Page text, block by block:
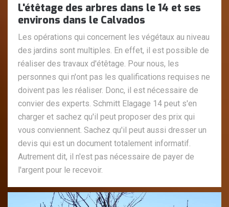
L'étêtage des arbres dans le 14 et ses
environs dans le Calvados
Les opérations qui concernent les végétaux au niveau
des jardins sont multiples. En effet, il est possible de
réaliser des travaux d'étêtage. Pour nous, les
personnes qui n'ont pas les qualifications requises ne
doivent pas les réaliser. Donc, il est nécessaire de
convier des experts. Schmitt Elagage 14 peut s'en
charger et sachez qu'il peut proposer des prix qui
vous conviennent. Sachez qu'il peut aussi dresser un
devis qui est un document totalement informatif.
Autrement dit, il n'est pas nécessaire de payer de
l'argent pour le recevoir.